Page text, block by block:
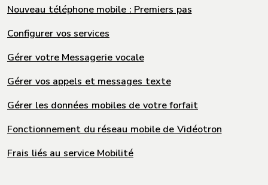
Nouveau téléphone mobile : Premiers pas
Configurer vos services
Gérer votre Messagerie vocale
Gérer vos appels et messages texte
Gérer les données mobiles de votre forfait
Fonctionnement du réseau mobile de Vidéotron
Frais liés au service Mobilité